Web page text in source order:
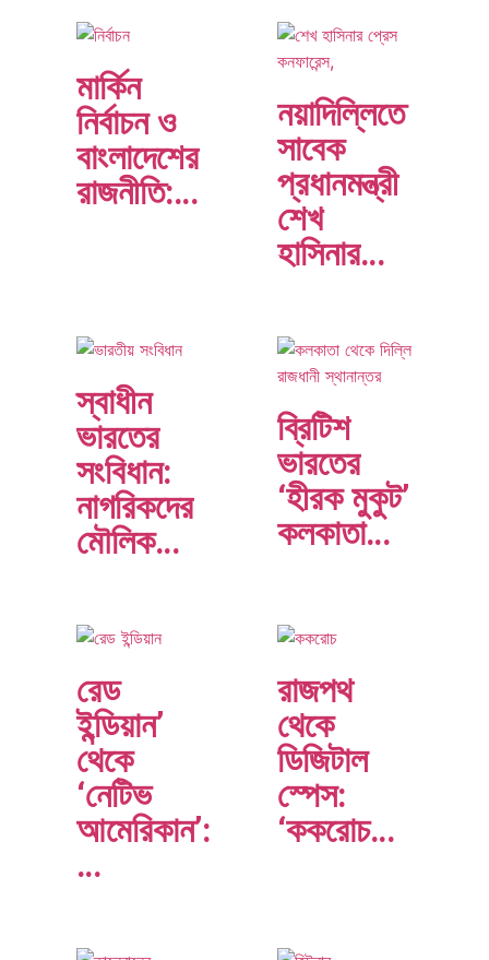
মার্কিন
নির্বাচন ও
বাংলাদেশের
রাজনীতি:…
নয়াদিল্লিতে
সাবেক
প্রধানমন্ত্রী
শেখ
হাসিনার…
স্বাধীন
ভারতের
সংবিধান:
নাগরিকদের
মৌলিক…
ব্রিটিশ
ভারতের
‘হীরক মুকুট’
কলকাতা…
রেড
ইন্ডিয়ান’
থেকে
‘নেটিভ
আমেরিকান’:
…
রাজপথ
থেকে
ডিজিটাল
স্পেস:
‘ককরোচ…